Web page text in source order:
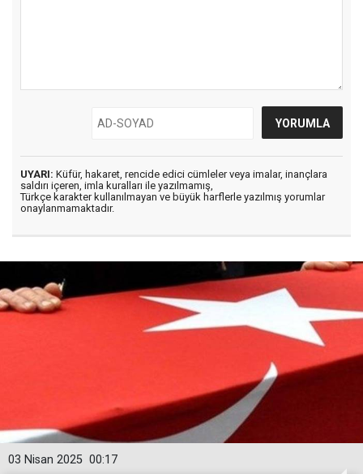
UYARI: Küfür, hakaret, rencide edici cümleler veya imalar, inançlara
saldırı içeren, imla kuralları ile yazılmamış,
Türkçe karakter kullanılmayan ve büyük harflerle yazılmış yorumlar
onaylanmamaktadır.
00:17
03 Nisan 2025